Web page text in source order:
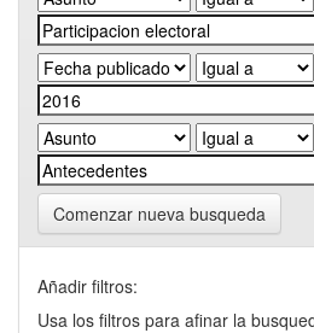
Comenzar nueva busqueda
Añadir filtros:
Usa los filtros para afinar la